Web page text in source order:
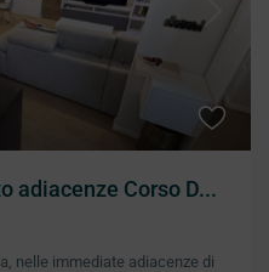
adiacenze Corso D...
nelle immediate adiacenze di